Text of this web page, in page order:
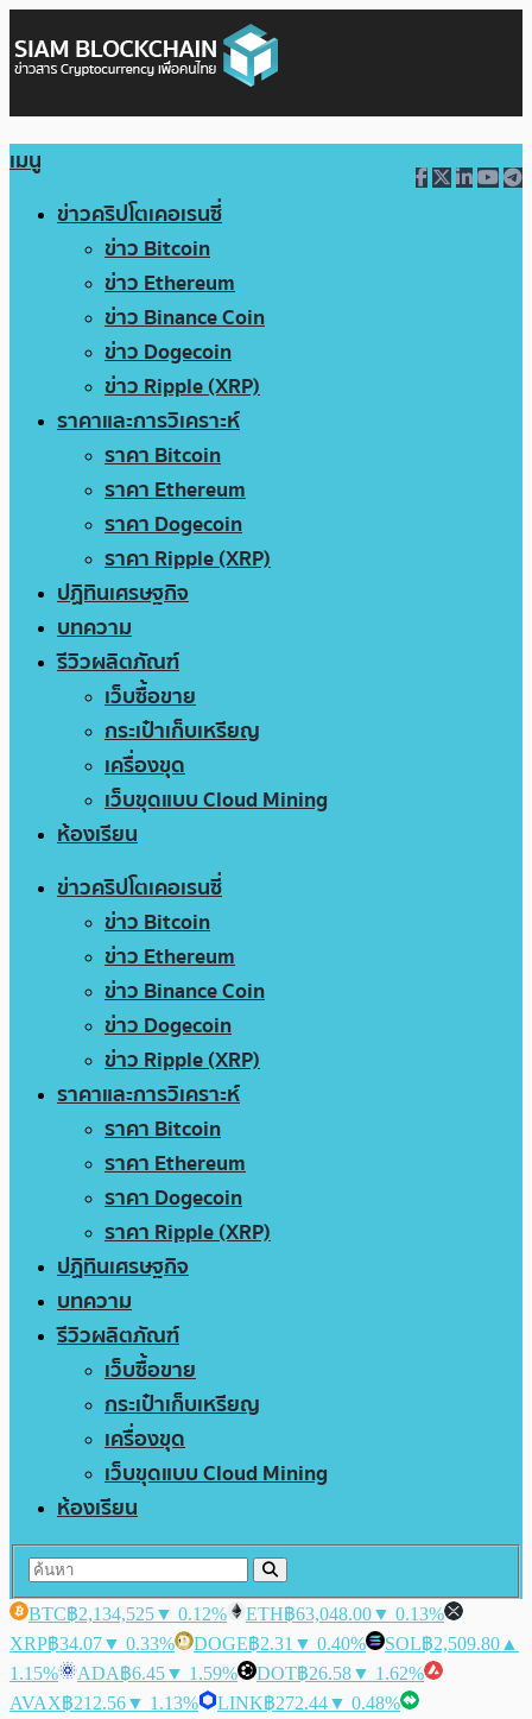
เมนู
ข่าวคริปโตเคอเรนซี่
ข่าว Bitcoin
ข่าว Ethereum
ข่าว Binance Coin
ข่าว Dogecoin
ข่าว Ripple (XRP)
ราคาและการวิเคราะห์
ราคา Bitcoin
ราคา Ethereum
ราคา Dogecoin
ราคา Ripple (XRP)
ปฏิทินเศรษฐกิจ
บทความ
รีวิวผลิตภัณฑ์
เว็บซื้อขาย
กระเป๋าเก็บเหรียญ
เครื่องขุด
เว็บขุดแบบ Cloud Mining
ห้องเรียน
ข่าวคริปโตเคอเรนซี่
ข่าว Bitcoin
ข่าว Ethereum
ข่าว Binance Coin
ข่าว Dogecoin
ข่าว Ripple (XRP)
ราคาและการวิเคราะห์
ราคา Bitcoin
ราคา Ethereum
ราคา Dogecoin
ราคา Ripple (XRP)
ปฏิทินเศรษฐกิจ
บทความ
รีวิวผลิตภัณฑ์
เว็บซื้อขาย
กระเป๋าเก็บเหรียญ
เครื่องขุด
เว็บขุดแบบ Cloud Mining
ห้องเรียน
BTC฿2,134,525▼ 0.12% ETH฿63,048.00▼ 0.13%
XRP฿34.07▼ 0.33% DOGE฿2.31 ▼ 0.40% SOL฿2,509.80 ▲
1.15%
ADA฿6.45▼ 1.59% DOT฿26.58▼ 1.62%
AVAX฿212.56▼ 1.13% LINK฿272.44▼ 0.48%